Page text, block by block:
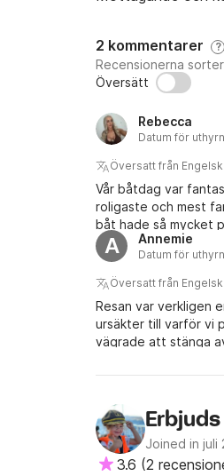
2 kommentarer ?
Recensionerna
Översätt
Rebecca
Datum för
Översatt från
Vår båtdag var
roligaste och mest
båt hade så mycket
A Annemie
Datum för
Översatt från
Resan var verkligen
ursäkter till varför vi
vägrade att stänga
måltider/dag. Och vi
Joined in juli
3.6 (2